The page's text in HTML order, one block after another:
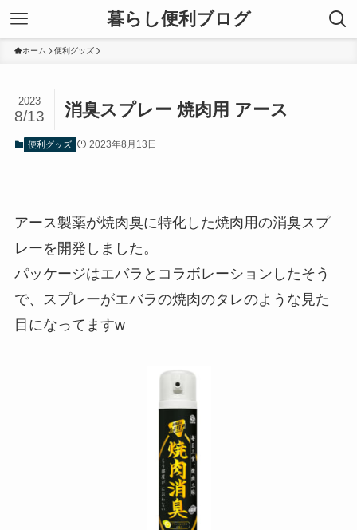
暮らし便利ブログ
ホーム 便利グッズ
消臭スプレー 焼肉用 アース
2023
8/13
便利グッズ 2023年8月13日
アース製薬が焼肉臭に特化した焼肉用の消臭スプ
レーを開発しました。
パッケージはエバラとコラボレーションしたそう
で、スプレーがエバラの焼肉のタレのような見た
目になってますw